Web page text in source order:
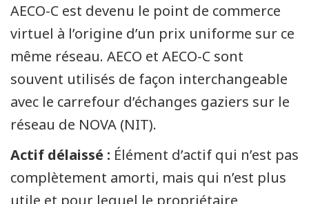
AECO-C est devenu le point de commerce
virtuel à l’origine d’un prix uniforme sur ce
même réseau. AECO et AECO-C sont
souvent utilisés de façon interchangeable
avec le carrefour d’échanges gaziers sur le
réseau de NOVA (NIT).
Actif délaissé : Élément d’actif qui n’est pas
complètement amorti, mais qui n’est plus